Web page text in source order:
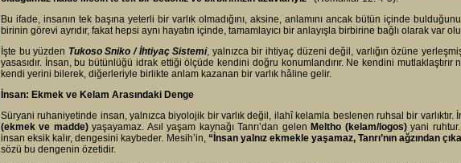
Bu ifade, insanın tek başına yeterli bir varlık olmadığını, aksine, anlamını ancak bütün içinde
birinin görevi ayrıdır, fakat hepsi aynı hayatın içinde, tamamlayıcı bir anlayışla birbirine bağlı olarak var
İşte bu yüzden Tukoso Sniko / İhtiyaç Sistemi, yalnızca bir ihtiyaç düzeni değil, varlığın özüne yerleşmiş
yasasıdır. İnsan, bu bütünlüğü idrak ettiği ölçüde kendini doğru konumlandırır. Ne kendini
kendi yerini bilerek, diğerleriyle birlikte anlam kazanan bir varlık hâline gelir.
İnsan: Ekmek ve Kelam Arasındaki Denge
Süryani ruhaniyetinde insan, yalnızca biyolojik bir varlık değil, ilahî kelamla beslenen ruhsal bir varlıktır.
(ekmek ve madde)yaşayamaz. Asıl yaşam kaynağı Tanrı’dan gelen Meltho (kelam/logos)yani
insan eksik kalır, dengesini kaybeder. Mesih’in, “İnsan yalnız ekmekle yaşamaz, Tanrı’nın ağzından
sözü bu dengenin özetidir.